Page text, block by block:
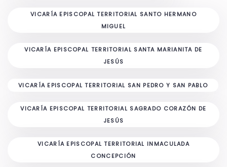
VICARÍA EPISCOPAL TERRITORIAL SANTO HERMANO
MIGUEL
VICARÍA EPISCOPAL TERRITORIAL SANTA MARIANITA DE
JESÚS
VICARÍA EPISCOPAL TERRITORIAL SAN PEDRO Y SAN PABLO
VICARÍA EPISCOPAL TERRITORIAL SAGRADO CORAZÓN DE
JESÚS
VICARÍA EPISCOPAL TERRITORIAL INMACULADA
CONCEPCIÓN